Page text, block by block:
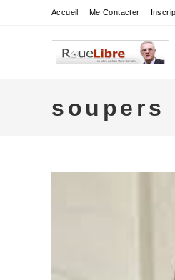
Accueil Me Contacter
soupers